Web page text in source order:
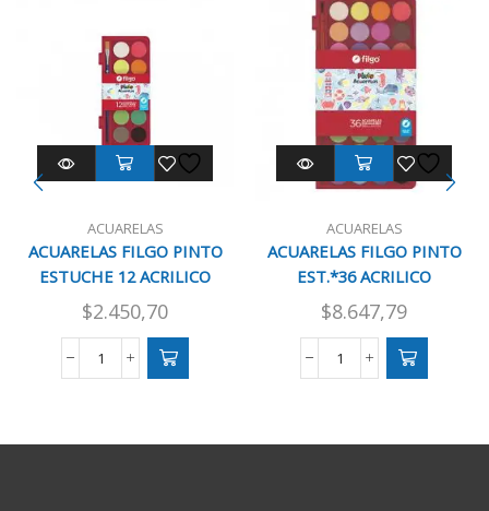
ACUARELAS
ACUARELAS FILGO PINTO
ESTUCHE 12 ACRILICO
$2.450,70
ACUARELAS
12
ACUARELAS
ACUARELAS FILGO PINTO
EST.*36 ACRILICO
$8.647,79
ACUARELAS
ACRILICO